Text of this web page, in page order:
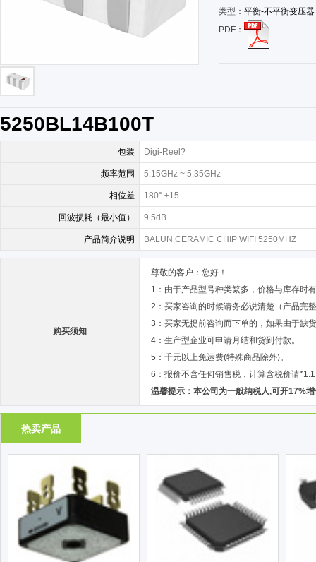
类型： 平衡-不平衡变压器
PDF：
5250BL14B100T
包装 Digi-Reel?
频率范围 5.15GHz ~ 5.35GHz
相位差 180° ±15
回波损耗（最小值） 9.5dB
产品简介说明 BALUN CERAMIC CHIP WIFI 5250MHZ
购买须知
尊敬的客户：您好！
1：由于产品型号种类繁多，价格与库存时
2：买家咨询的时候请务必说清楚（产品完
3：买家无提前咨询而下单的，如果由于缺
4：生产型企业可申请月结和货到付款。
5：千元以上免运费(特殊商品除外)。
6：报价不含任何销售税，计算含税价请
温馨提示：本公司为一般纳税人,可开17%
热卖产品